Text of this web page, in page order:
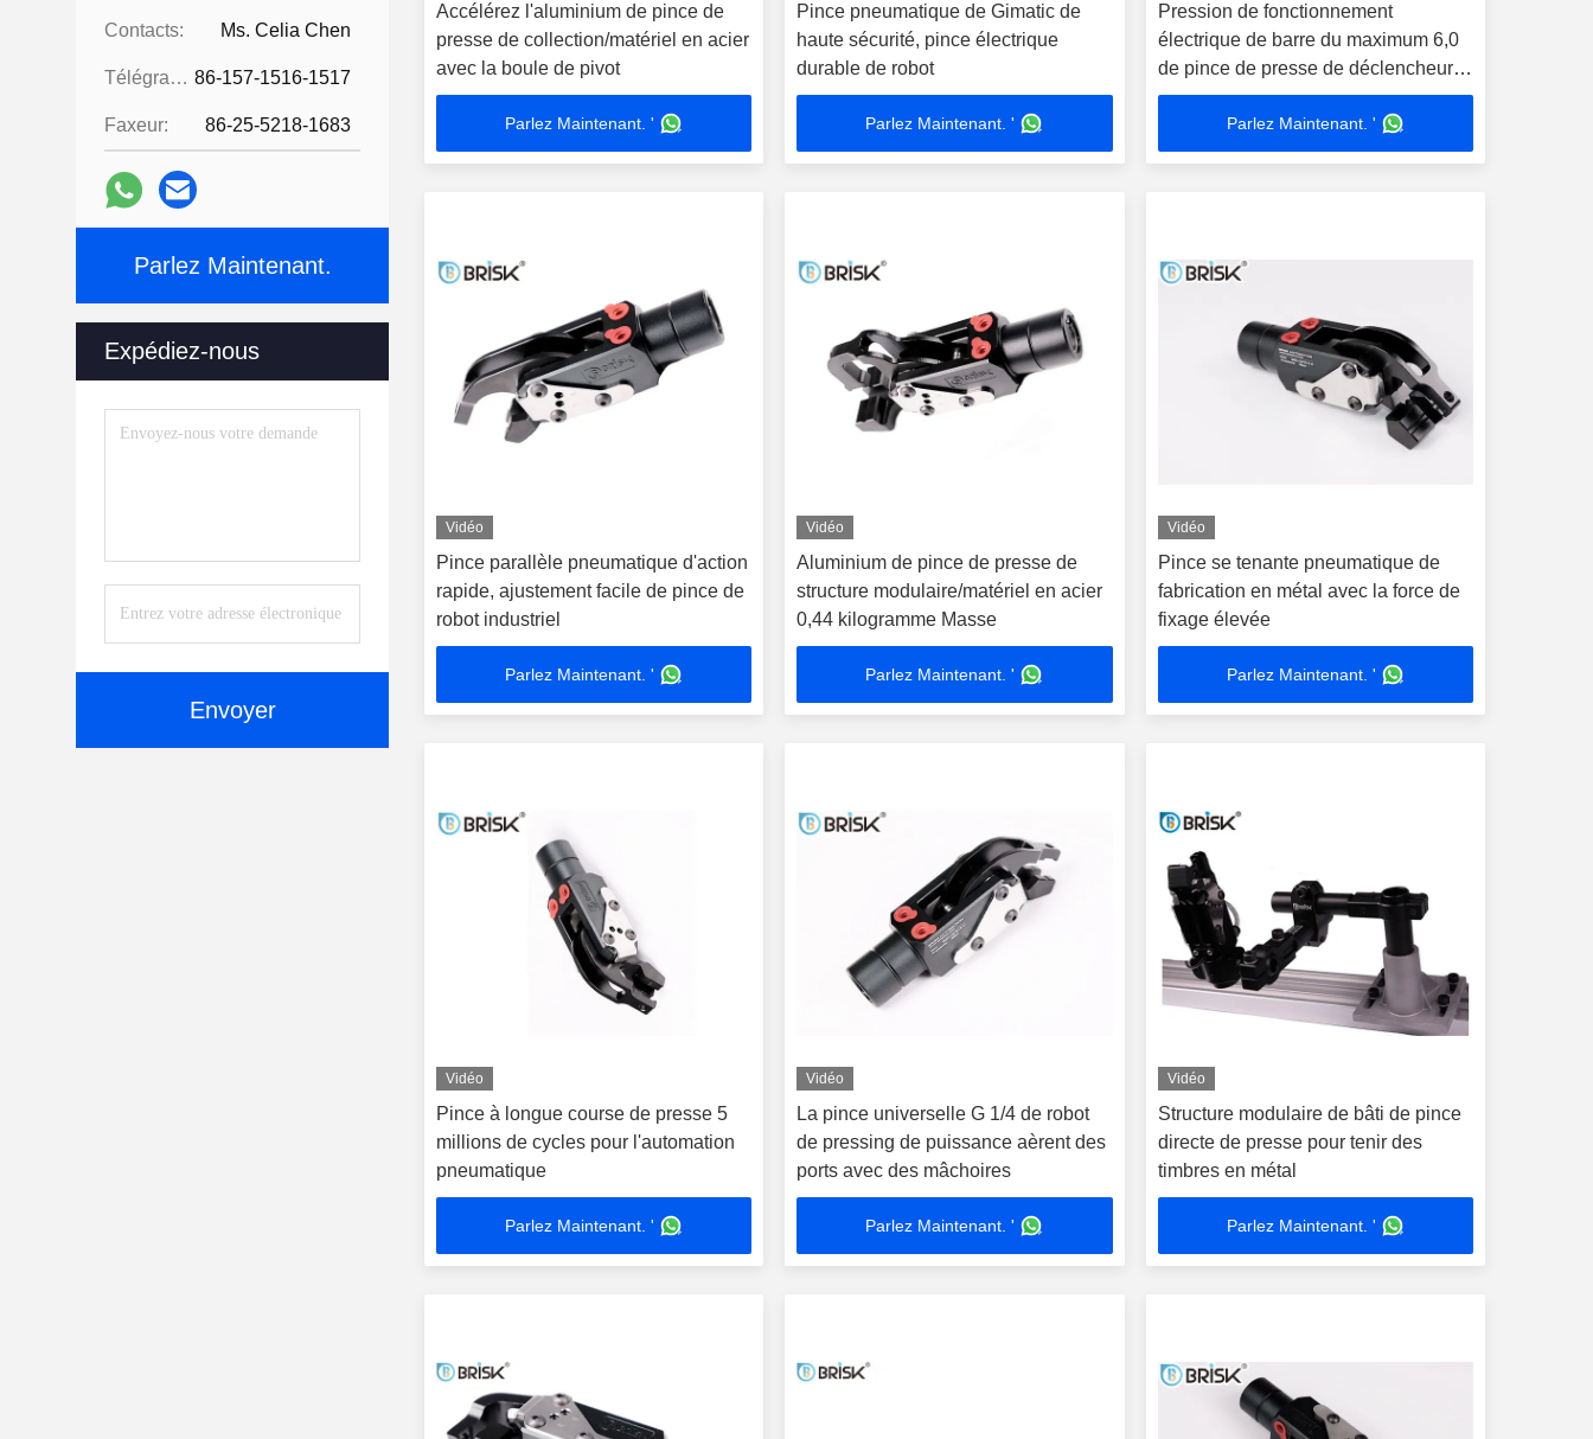
Contacts: Ms. Celia Chen
Télégramme: 86-157-1516-1517
Faxeur: 86-25-5218-1683
Parlez Maintenant.
Expédiez-nous
Envoyer
Accélérez l'aluminium de pince de
presse de collection/matériel en acier
avec la boule de pivot
Parlez Maintenant. '
Pince pneumatique de Gimatic de
haute sécurité, pince électrique
durable de robot
Parlez Maintenant. '
Pression de fonctionnement
électrique de barre du maximum 6,0
de pince de presse de déclencheur
en métal avec des mâchoires
Parlez Maintenant. '
Vidéo
Pince parallèle pneumatique d'action
rapide, ajustement facile de pince de
robot industriel
Parlez Maintenant. '
Vidéo
Aluminium de pince de presse de
structure modulaire/matériel en acier
0,44 kilogramme Masse
Parlez Maintenant. '
Vidéo
Pince se tenante pneumatique de
fabrication en métal avec la force de
fixage élevée
Parlez Maintenant. '
Vidéo
Pince à longue course de presse 5
millions de cycles pour l'automation
pneumatique
Parlez Maintenant. '
Vidéo
La pince universelle G 1/4 de robot
de pressing de puissance aèrent des
ports avec des mâchoires
Parlez Maintenant. '
Vidéo
Structure modulaire de bâti de pince
directe de presse pour tenir des
timbres en métal
Parlez Maintenant. '